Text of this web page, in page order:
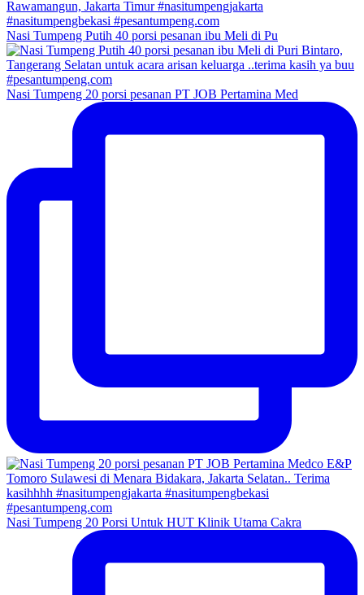
Nasi Tumpeng Putih 40 porsi pesanan ibu Meli di Pu
Nasi Tumpeng 20 porsi pesanan PT JOB Pertamina Med
Nasi Tumpeng 20 Porsi Untuk HUT Klinik Utama Cakra